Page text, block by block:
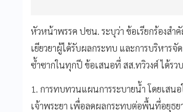
หัวหน้าพรรค ปชน. ระบุว่า ข้อเรียกร้องส
เยียวยาผู้ได้รับผลกระทบ และการบริหา
ซ้ำซากในทุกปี ข้อเสนอที่ สส.ทวิวงศ์ ได้ร
1. การทบทวนแผนการระบายน้ำ โดยเสน
เจ้าพระยา เพื่อลดผลกระทบต่อพื้นที่อยุธย